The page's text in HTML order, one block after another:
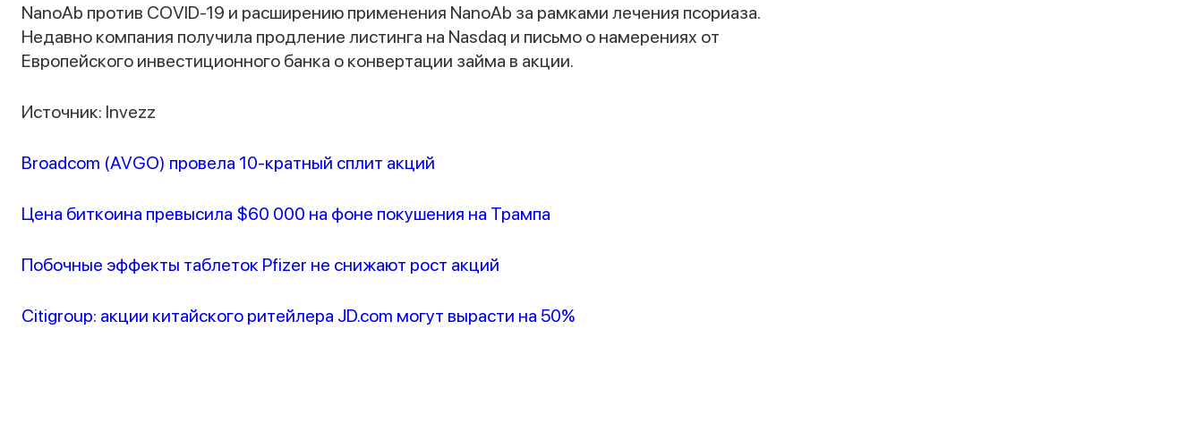
NanoAb против COVID-19 и расширению применения NanoAb за рамками лечения псориаза.
Недавно компания получила продление листинга на Nasdaq и письмо о намерениях от
Европейского инвестиционного банка о конвертации займа в акции.
Источник: Invezz
Broadcom (AVGO) провела 10-кратный сплит акций
Цена биткоина превысила $60 000 на фоне покушения на Трампа
Побочные эффекты таблеток Pfizer не снижают рост акций
Citigroup: акции китайского ритейлера JD.com могут вырасти на 50%
Наши консультанты свяжутся с вами в
ближайшее время